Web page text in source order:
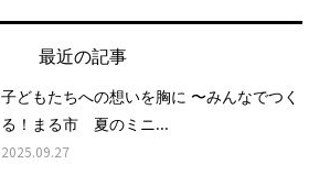
最近の記事
子どもたちへの想いを胸に 〜みんなでつく
る！まる市 夏のミニ...
2025.09.27